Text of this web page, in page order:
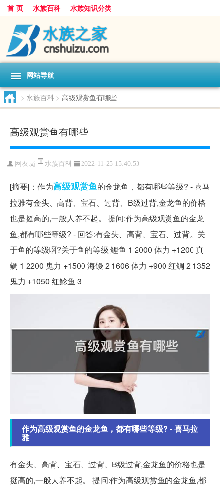
首 页 水族百科 水族知识分类
网站导航
> 水族百科 > 高级观赏鱼有哪些
高级观赏鱼有哪些
网友:gj 水族百科 2022-11-25 15:40:53
[摘要]：作为高级观赏鱼的金龙鱼，都有哪些等级? - 喜马
拉雅有金头、高背、宝石、过背、B级过背,金龙鱼的价格
也是挺高的,一般人养不起。 提问:作为高级观赏鱼的金龙
鱼,都有哪些等级? - 回答:有金头、高背、宝石、过背。关
于鱼的等级啊?关于鱼的等级 鲤鱼 1 2000 体力 +1200 真
鲷 1 2200 鬼力 +1500 海馒 2 1606 体力 +900 红鲷 2 1352
鬼力 +1050 红鲶鱼 3
作为高级观赏鱼的金龙鱼，都有哪些等级? - 喜马拉
雅
有金头、高背、宝石、过背、B级过背,金龙鱼的价格也是
挺高的,一般人养不起。 提问:作为高级观赏鱼的金龙鱼,都